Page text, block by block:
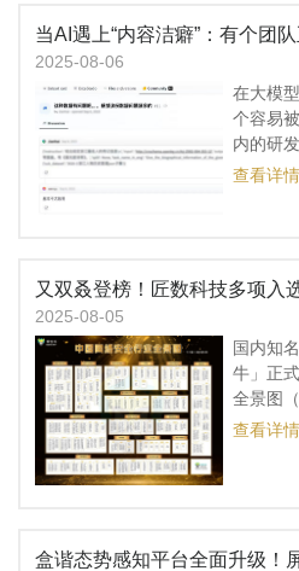
2025-08-06
在大模
个容易
内的研
查看详情
2025-08-05
国内知
牛」正
全景图
查看详情
盒谐态势感知平台全面升级！​